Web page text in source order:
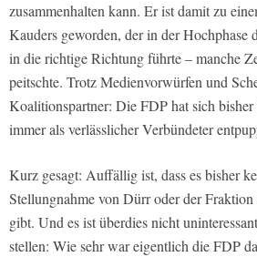
zusammenhalten kann. Er ist damit zu
Kauders geworden, der in der
in die richtige Richtung führte – manche
peitschte. Trotz Medienvorwürfen und
Koalitionspartner: Die FDP hat sich
immer als verlässlicher Verbündeter
Kurz gesagt: Auffällig ist, dass es bisher
Stellungnahme von Dürr oder der
gibt. Und es ist überdies nicht
stellen: Wie sehr war eigentlich die FDP